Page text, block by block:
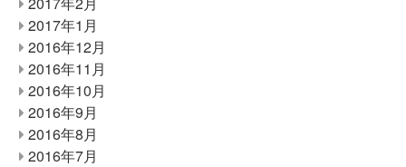
2017年1月
2016年12月
2016年11月
2016年10月
2016年9月
2016年8月
2016年7月